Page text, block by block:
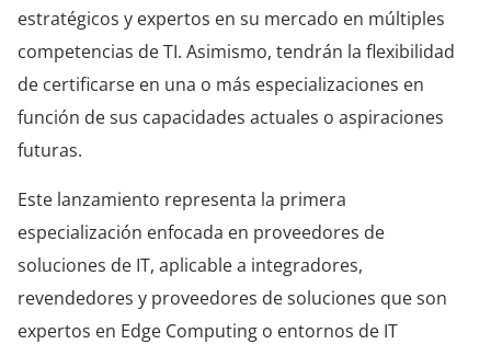
estratégicos y expertos en su mercado en múltiples
competencias de TI. Asimismo, tendrán la flexibilidad
de certificarse en una o más especializaciones en
función de sus capacidades actuales o aspiraciones
futuras.
Este lanzamiento representa la primera
especialización enfocada en proveedores de
soluciones de IT, aplicable a integradores,
revendedores y proveedores de soluciones que son
expertos en Edge Computing o entornos de IT